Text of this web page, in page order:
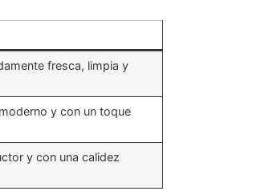
fresca, limpia y
y con un toque
y con una calidez